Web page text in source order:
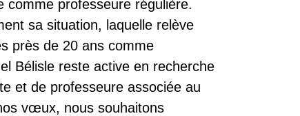
comme professeure régulière.
sa situation, laquelle relève
près de 20 ans comme
Bélisle reste active en recherche
et de professeure associée au
vœux, nous souhaitons